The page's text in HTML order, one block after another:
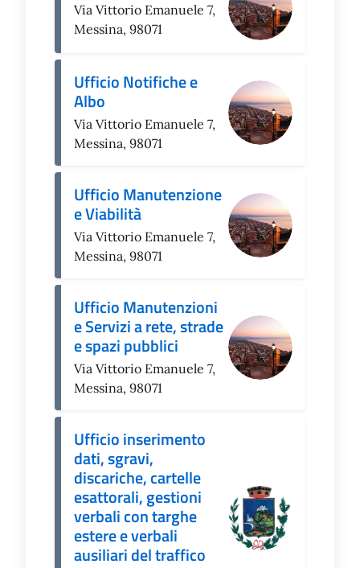
Via Vittorio Emanuele 7,
Messina, 98071
Ufficio Notifiche e
Albo
Via Vittorio Emanuele 7,
Messina, 98071
Ufficio Manutenzione
e Viabilità
Via Vittorio Emanuele 7,
Messina, 98071
Ufficio Manutenzioni
e Servizi a rete, strade
e spazi pubblici
Via Vittorio Emanuele 7,
Messina, 98071
Ufficio inserimento
dati, sgravi,
discariche, cartelle
esattorali, gestioni
verbali con targhe
estere e verbali
ausiliari del traffico